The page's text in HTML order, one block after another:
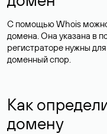
С помощью Whois
домена. Она указана в
регистраторе нужны
доменный спор.
Как
домену